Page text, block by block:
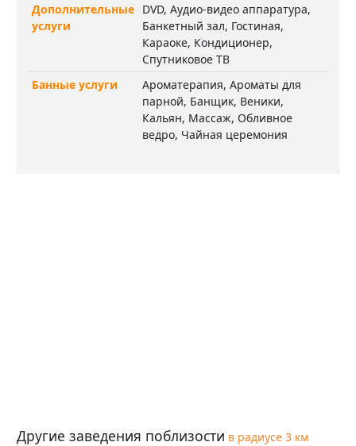
Дополнительные
услуги
DVD, Аудио-видео аппаратура,
Банкетный зал, Гостиная,
Караоке, Кондиционер,
Спутниковое ТВ
Банные услуги
Ароматерапия, Ароматы для
парной, Банщик, Веники,
Кальян, Массаж, Обливное
ведро, Чайная церемония
Другие заведения поблизости в радиусе 3 км